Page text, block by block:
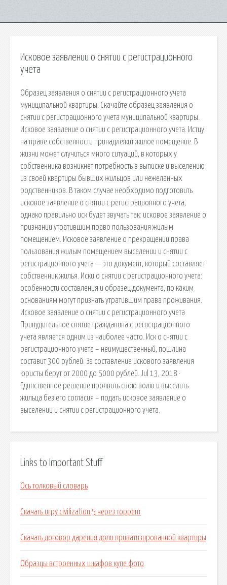
Исковое заявлении о снятии с регистрационного
учета
Образец заявления о снятии с регистрационного учета
муниципальной квартиры: Скачайте образец заявления о
снятии с регистрационного учета муниципальной квартиры.
Исковое заявление о снятии с регистрационного учета. Истцу
на праве собственности принадлежит жилое помещение. В
жизни может случиться много ситуаций, в которых у
собственника возникнет потребность в выписке и выселению
из своей квартиры бывших жильцов или нежеланных
родственников. В таком случае необходимо подготовить
исковое заявление о снятии с регистрационного учета,
однако правильно иск будет звучать так: исковое заявление о
признании утратившим право пользования жилым
помещением. Исковое заявление о прекращении права
пользования жилым помещением выселении и снятии с
регистрационного учета — это документ, который составляет
собственник жилья. Иски о снятии с регистрационного учета:
особенности составления и образец документа, по каким
основаниям могут признать утратившим права проживания.
Исковое заявление о снятии с регистрационного учета
Принудительное снятие гражданина с регистрационного
учета является одним из наиболее часто. Иск о снятии с
регистрационного учета – неимущественный, пошлина
составит 300 рублей. За составление искового заявления
юристы берут от 2000 до 5000 рублей. Jul 13, 2018 ·
Единственное решение проявить свою волю и выселить
жильца без его согласия – подать исковое заявление о
выселении и снятии с регистрационного учета.
Links to Important Stuff
Ось толковый словарь
Скачать игру civilization 5 через торрент
Скачать договор дарения доли приватизированной квартиры
Образцы встроенных шкафов купе фото